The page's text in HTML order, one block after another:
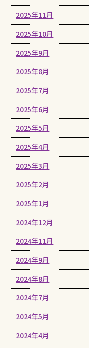
2025年11月
2025年10月
2025年9月
2025年8月
2025年7月
2025年6月
2025年5月
2025年4月
2025年3月
2025年2月
2025年1月
2024年12月
2024年11月
2024年9月
2024年8月
2024年7月
2024年5月
2024年4月